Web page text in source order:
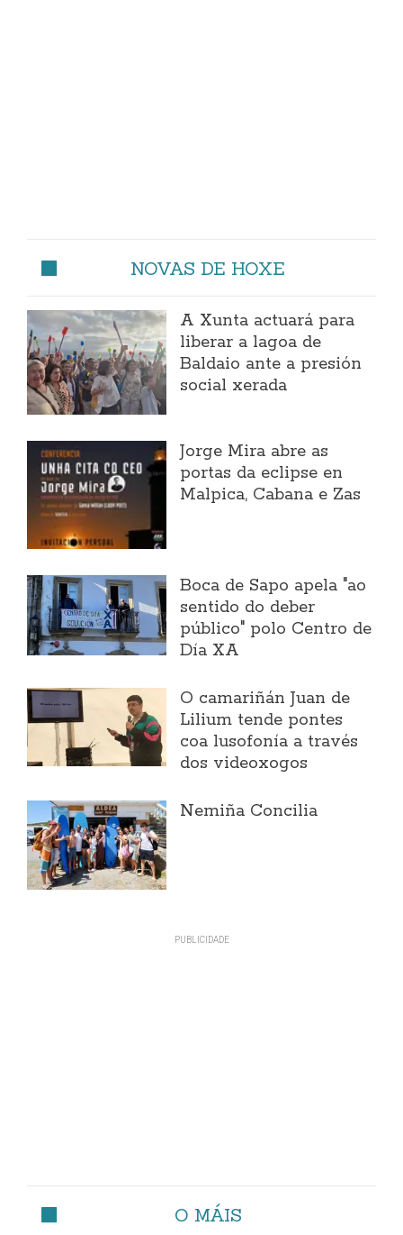
NOVAS DE HOXE
A Xunta actuará para
liberar a lagoa de
Baldaio ante a presión
social xerada
Jorge Mira abre as
portas da eclipse en
Malpica, Cabana e Zas
Boca de Sapo apela "ao
sentido do deber
público" polo Centro de
Día XA
O camariñán Juan de
Lilium tende pontes
coa lusofonía a través
dos videoxogos
Nemiña Concilia
O MÁIS